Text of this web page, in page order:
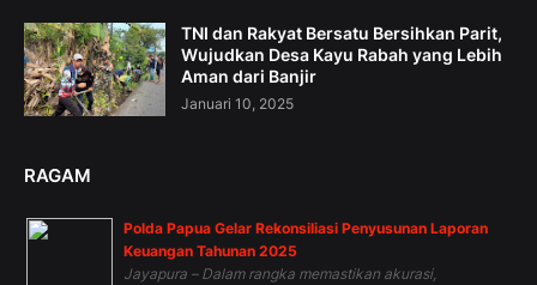
TNI dan Rakyat Bersatu Bersihkan Parit,
Wujudkan Desa Kayu Rabah yang Lebih
Aman dari Banjir
Januari 10, 2025
RAGAM
Polda Papua Gelar Rekonsiliasi Penyusunan Laporan
Keuangan Tahunan 2025
Jayapura – Dalam rangka memastikan akurasi,